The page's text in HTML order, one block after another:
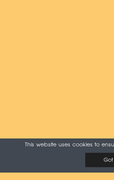
This website uses cookies to
Got